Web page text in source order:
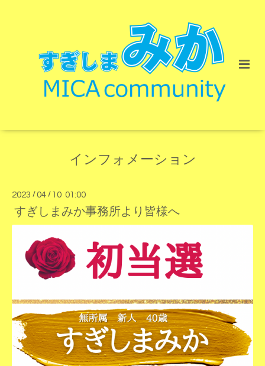
インフォメーション
2023 / 04 / 10 01:00
すぎしまみか事務所より皆様へ